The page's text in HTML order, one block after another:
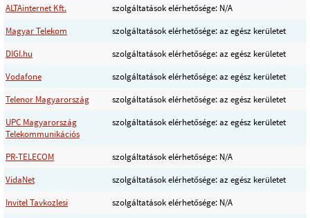
ALTAinternet Kft.
szolgáltatások elérhetősége: N/A
Magyar Telekom
szolgáltatások elérhetősége: az egész kerületet
DIGI.hu
szolgáltatások elérhetősége: az egész kerületet
Vodafone
szolgáltatások elérhetősége: az egész kerületet
Telenor Magyarország
szolgáltatások elérhetősége: az egész kerületet
UPC Magyarország
Telekommunikációs
szolgáltatások elérhetősége: az egész kerületet
PR-TELECOM
szolgáltatások elérhetősége: N/A
VidaNet
szolgáltatások elérhetősége: az egész kerületet
Invitel Tavkozlesi
szolgáltatások elérhetősége: N/A